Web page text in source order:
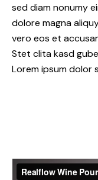
sed diam nonumy
dolore magna
vero eos et
Stet clita kasd
Lorem ipsum dolor